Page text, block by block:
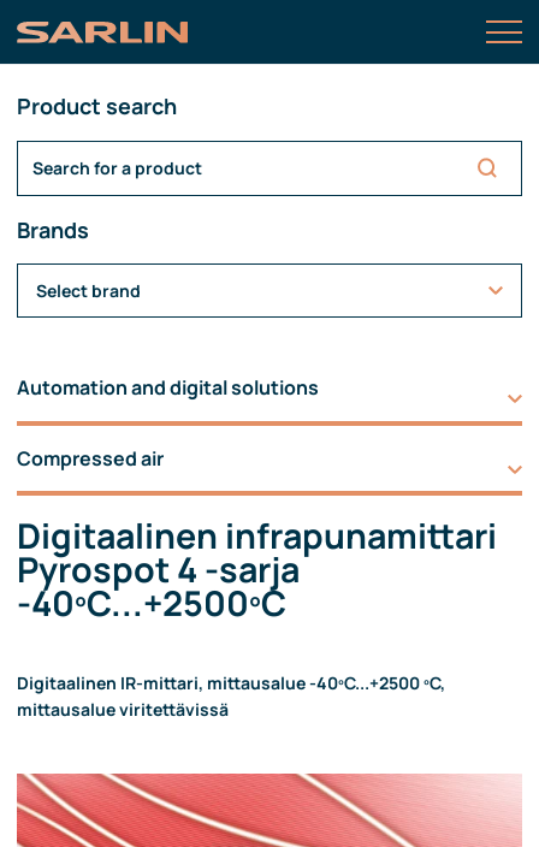
Product search
Brands
Select brand
Automation and digital solutions
Compressed air
Digitaalinen infrapunamittari
Pyrospot 4 -sarja
-40ºC...+2500ºC
Digitaalinen IR-mittari, mittausalue -40ºC...+2500 ºC,
mittausalue viritettävissä